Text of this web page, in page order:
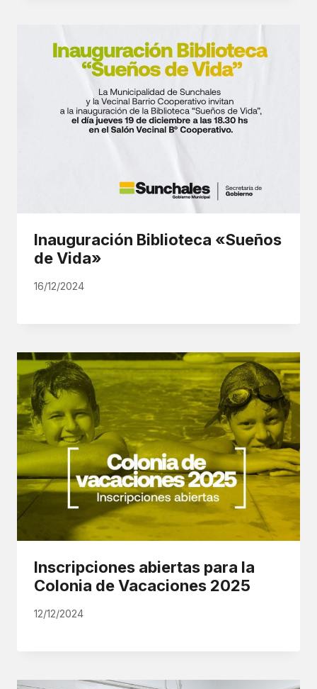
Inauguración Biblioteca «Sueños
de Vida»
16/12/2024
Inscripciones abiertas para la
Colonia de Vacaciones 2025
12/12/2024